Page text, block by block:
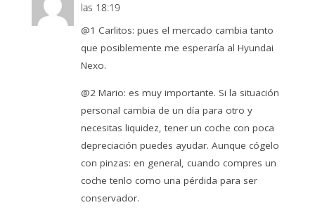
las 18:19
@1 Carlitos: pues el mercado cambia tanto
que posiblemente me esperaría al Hyundai
Nexo.
@2 Mario: es muy importante. Si la situación
personal cambia de un día para otro y
necesitas liquidez, tener un coche con poca
depreciación puedes ayudar. Aunque cógelo
con pinzas: en general, cuando compres un
coche tenlo como una pérdida para ser
conservador.